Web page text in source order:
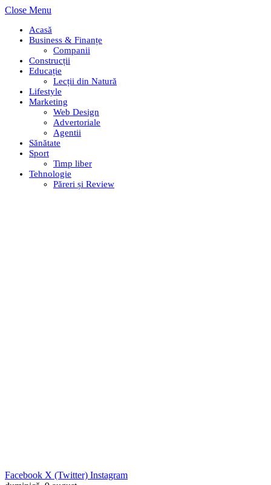
Close Menu
Acasă
Business & Finanțe
Companii
Construcții
Educație
Lecții din Natură
Lifestyle
Marketing
Web Design
Advertoriale
Agentii
Sănătate
Sport
Timp liber
Tehnologie
Păreri și Review
Facebook X (Twitter) Instagram